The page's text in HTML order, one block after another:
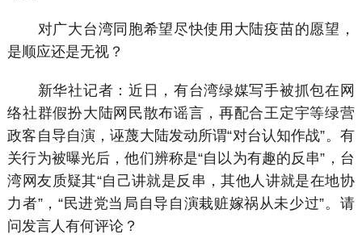
对广大台湾同胞希望尽快使用大陆疫苗的愿望，
是顺应还是无视？
新华社记者：近日，有台湾绿媒写手被抓包在网
络社群假扮大陆网民散布谣言，再配合王定宇等绿营
政客自导自演，诬蔑大陆发动所谓“对台认知作战”。有
关行为被曝光后，他们辨称是“自以为有趣的反串”，台
湾网友质疑其“自己讲就是反串，其他人讲就是在地协
力者”，“民进党当局自导自演栽赃嫁祸从未少过”。请
问发言人有何评论？